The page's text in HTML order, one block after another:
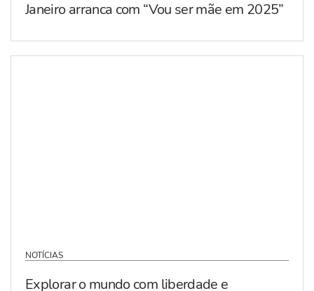
Janeiro arranca com “Vou ser mãe em 2025”
NOTÍCIAS
Explorar o mundo com liberdade e